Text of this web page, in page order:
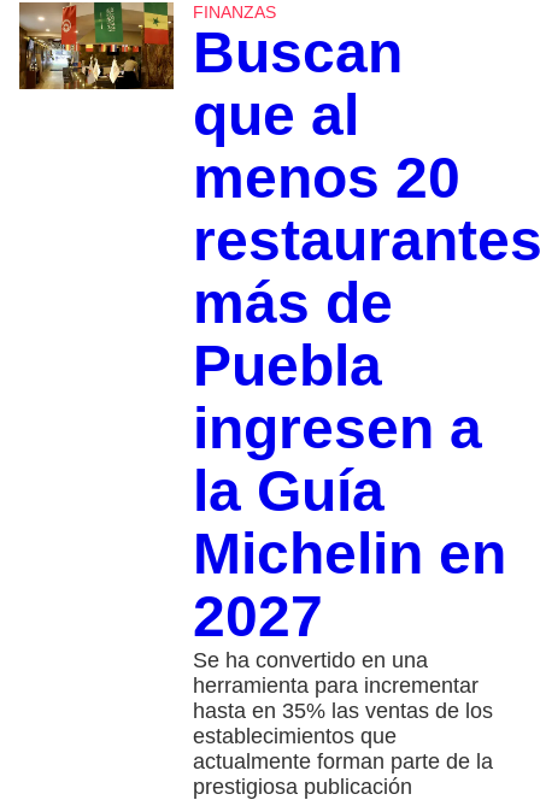
FINANZAS
Buscan
que al
menos 20
más de
Puebla
ingresen a
la Guía
Michelin en
2027
Se ha convertido en una
herramienta para incrementar
hasta en 35% las ventas de los
establecimientos que
actualmente forman parte de la
prestigiosa publicación